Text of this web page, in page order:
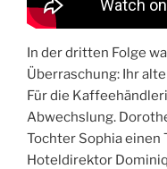
In der dritten Folge
Überraschung: Ihr
Für die
Abwechslung.
Tochter Sophia einen
Hoteldirektor